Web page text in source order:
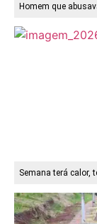
Homem que
Semana terá calor,